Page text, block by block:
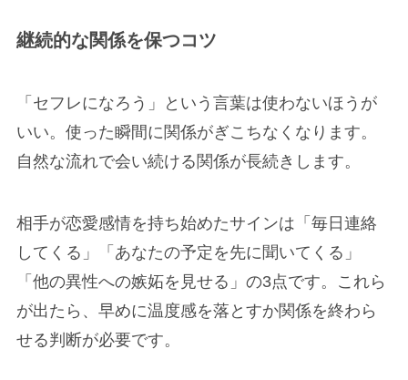
継続的な関係を保つコツ
「セフレになろう」という言葉は使わないほうが
いい。使った瞬間に関係がぎこちなくなります。
自然な流れで会い続ける関係が長続きします。
相手が恋愛感情を持ち始めたサインは「毎日連絡
してくる」「あなたの予定を先に聞いてくる」
「他の異性への嫉妬を見せる」の3点です。これら
が出たら、早めに温度感を落とすか関係を終わら
せる判断が必要です。